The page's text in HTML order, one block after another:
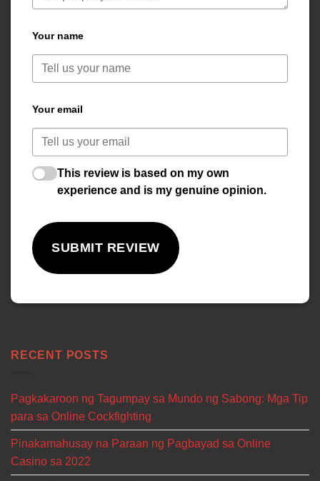
Your name
Your email
This review is based on my own
experience and is my genuine opinion.
SUBMIT REVIEW
RECENT POSTS
Pagkakaroon ng Tagumpay sa Mundo ng Sabong: Mga Tip
para sa Online Cockfighting
Pinakamahusay na Paraan ng Pagbayad sa Online
Casino sa 2022